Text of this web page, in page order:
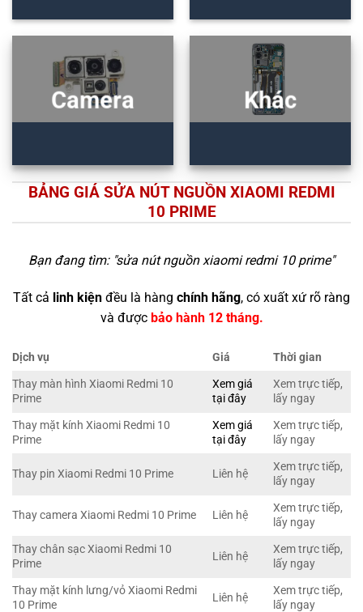
Camera Khác
BẢNG GIÁ SỬA NÚT NGUỒN XIAOMI REDMI
10 PRIME
Bạn đang tìm: "sửa nút nguồn xiaomi redmi 10 prime"
Tất cả linh kiện đều là hàng chính hãng, có xuất xứ rõ ràng
và được bảo hành 12 tháng.
Dịch vụ Giá
Thời gian
Thay màn hình Xiaomi Redmi 10
Prime
Xem giá
tại đây
Xem trực tiếp,
lấy ngay
Thay mặt kính Xiaomi Redmi 10
Prime
Xem giá
tại đây
Xem trực tiếp,
lấy ngay
Thay pin Xiaomi Redmi 10 Prime Liên hệ
Xem trực tiếp,
lấy ngay
Thay camera Xiaomi Redmi 10 Prime Liên hệ
Xem trực tiếp,
lấy ngay
Thay chân sạc Xiaomi Redmi 10
Prime
Liên hệ
Xem trực tiếp,
lấy ngay
Thay mặt kính lưng/vỏ Xiaomi Redmi
10 Prime
Liên hệ
Xem trực tiếp,
lấy ngay